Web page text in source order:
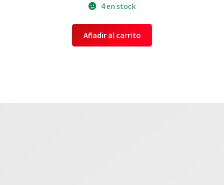
4 en stock
Añadir al carrito